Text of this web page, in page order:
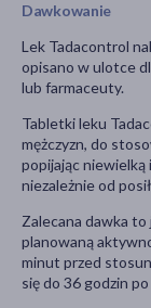
Dawkowanie
Lek Tadacontrol
opisano w ulotce
lub farmaceuty.
Tabletki leku
mężczyzn, do
popijając niewielką
niezależnie od
Zalecana dawka
planowaną
minut przed
się do 36 godzin